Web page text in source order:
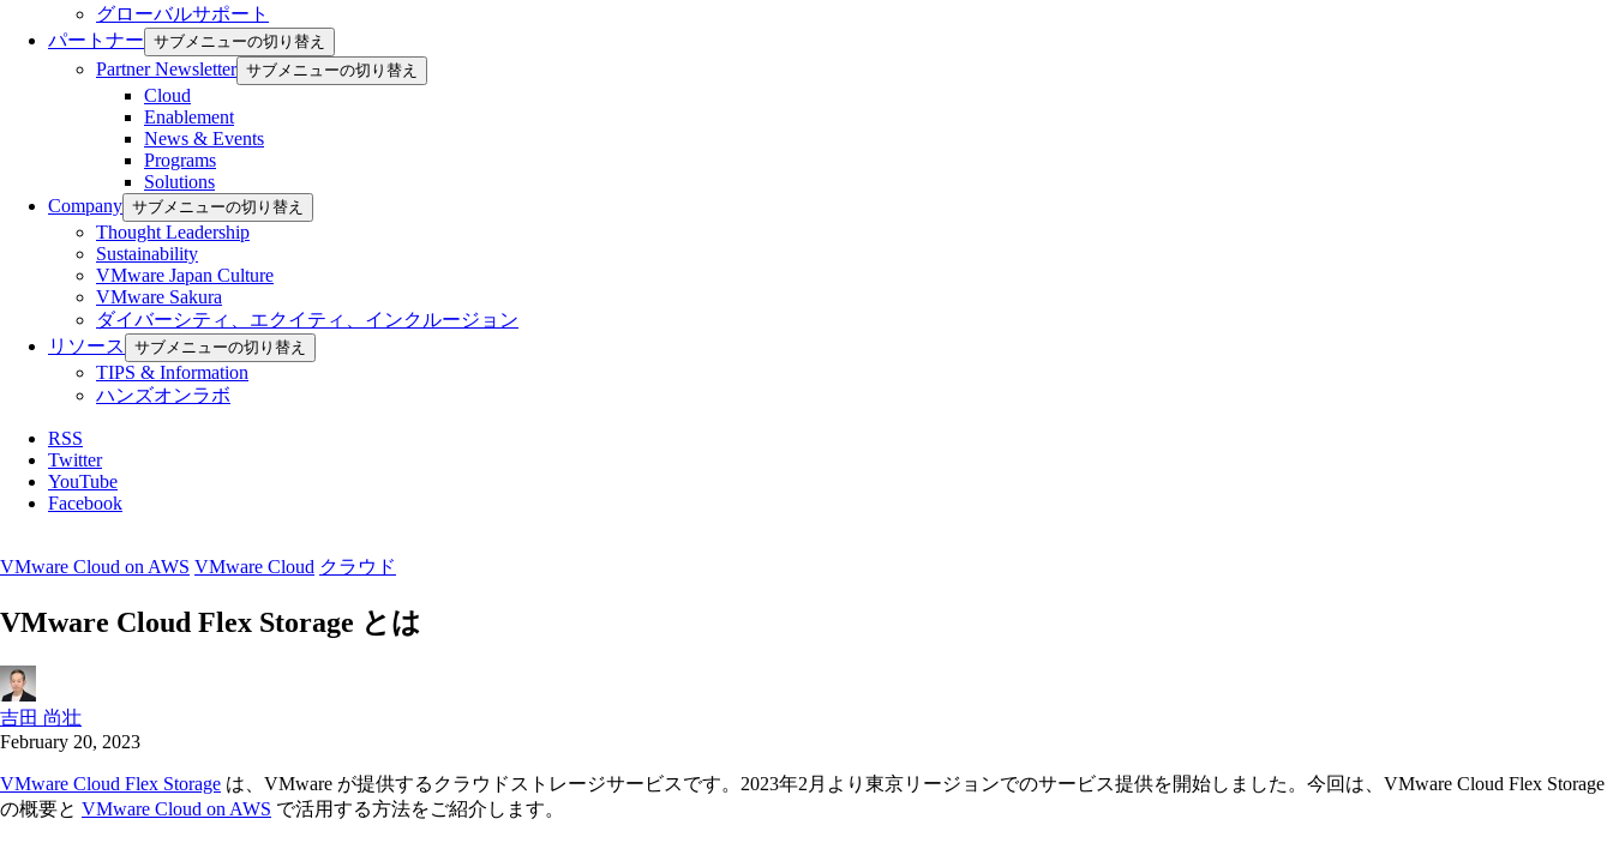
グローバルサポート
パートナー サブメニューの切り替え
Partner Newsletter サブメニューの切り替え
Cloud
Enablement
News & Events
Programs
Solutions
Company サブメニューの切り替え
Thought Leadership
Sustainability
VMware Japan Culture
VMware Sakura
ダイバーシティ、エクイティ、インクルージョン
リソース
サブメニューの切り替え
TIPS & Information
ハンズオンラボ
RSS
Twitter
YouTube
Facebook
VMware Cloud on AWS VMware Cloud クラウド
VMware Cloud Flex Storage とは
吉田 尚壮
February 20, 2023
VMware Cloud Flex Storage は、VMware が提供するクラウドストレージサービスです。2023年2月より東京リージョンでのサービス提供を開始しました。今回は、VMware Cloud Flex Storage
の概要と VMware Cloud on AWS で活用する方法をご紹介します。